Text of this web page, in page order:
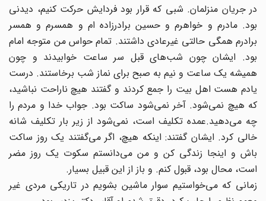
در جریان منزلمان. شبی که قرار بود فردایش حرکت کنیم، دیدنی
بود. مادرم و خواهرم و حسین برادرزاده‌ ام و همسرم و همسر
برادرم همگی حالتی غیرعادی داشتند. تمام حواس من متوجه امام
بود. ایشان چون شب‌های قبل سر ساعت خوابیدند و چون
همیشه یک ساعت و نیم به صبح برای نماز شب برخاستند. درست
یادم هست اهل بیت را جمع کردند و گفتند هیچ ناراحت نباشید،
که هیچ نمی‌شود. آخر نمی‌شود ساکت بود. جواب خدا و مردم را
چه می‌‌دهید.عمده تکلیف است، نمی‌شود ‌از زیر بار تکلیف شانه
خالی کرد. ایشان گفتند: اینکه هیچ، اگر می‌گفتند یک روز ساکت
باش و اینجا زندگی کن و من می‌دانستم سکوت یک روز مضر
است، محال بود، قبول کنم. و باز از این قبیل بسیار.
زمانی که می‌خواستیم سوار ماشین بشویم در تاریکی مردی غیر